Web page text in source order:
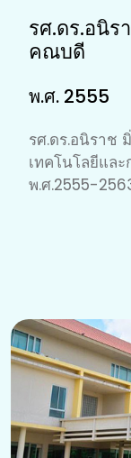
รศ.ดร.อนิร
คณบดี
พ.ศ. 2555
รศ.ดร.อนิราช
เทคโนโลยีแล
พ.ศ.2555-